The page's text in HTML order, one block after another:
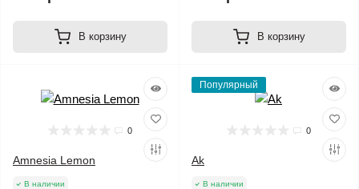
В корзину В корзину
0
Amnesia Lemon
В наличии
Популярный
0
Ak
В наличии